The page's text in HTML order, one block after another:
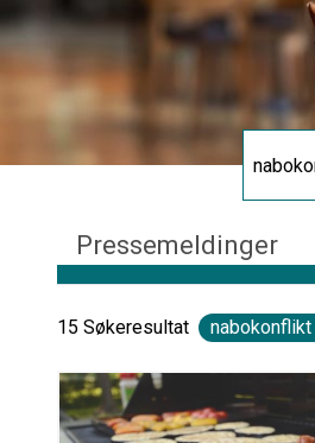
Pressemeldinger
15 Søkeresultat nabokonflikt